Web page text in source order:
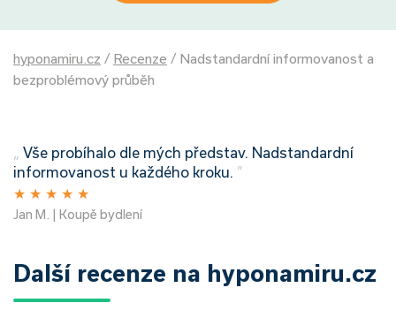
hyponamiru.cz / Recenze / Nadstandardní informovanost a
bezproblémový průběh
„ Vše probíhalo dle mých představ. Nadstandardní
informovanost u každého kroku. ”
★ ★ ★ ★ ★
Jan M. | Koupě bydlení
Další recenze na hyponamiru.cz